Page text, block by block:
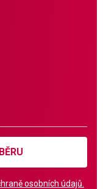
osobních údajů.